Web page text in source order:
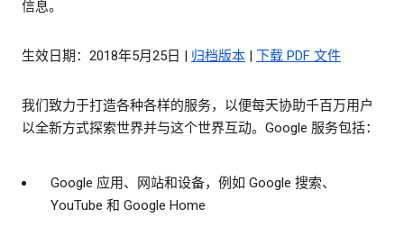
信息。
生效日期：2018年5月25日 | 归档版本 | 下载 PDF 文件
我们致力于打造各种各样的服务，以便每天协助千百万用户
以全新方式探索世界并与这个世界互动。Google 服务包括：
Google 应用、网站和设备，例如 Google 搜索、
YouTube 和 Google Home